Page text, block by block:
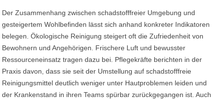
Der Zusammenhang zwischen schadstofffreier Umgebung und
gesteigertem Wohlbefinden lässt sich anhand konkreter Indikatoren
belegen. Ökologische Reinigung steigert oft die Zufriedenheit von
Bewohnern und Angehörigen. Frischere Luft und bewusster
Ressourceneinsatz tragen dazu bei. Pflegekräfte berichten in der
Praxis davon, dass sie seit der Umstellung auf schadstofffreie
Reinigungsmittel deutlich weniger unter Hautproblemen leiden und
der Krankenstand in ihren Teams spürbar zurückgegangen ist. Auch